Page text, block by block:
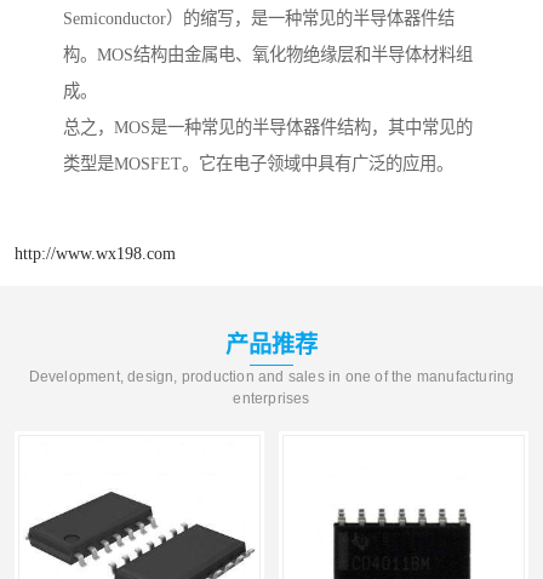
Semiconductor）的缩写，是一种常见的半导体器件结
构。MOS结构由金属电、氧化物绝缘层和半导体材料组
成。
总之，MOS是一种常见的半导体器件结构，其中常见的
类型是MOSFET。它在电子领域中具有广泛的应用。
http://www.wx198.com
产品推荐
Development, design, production and sales in one of the manufacturing
enterprises